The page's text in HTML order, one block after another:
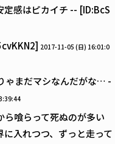
感はピカイチ -- [ID:BcS
2017-11-05 (日) 16:01:0
ゃまだマシなんだがな… -
喰らって死ぬのが多い
入れつつ、ずっと走って